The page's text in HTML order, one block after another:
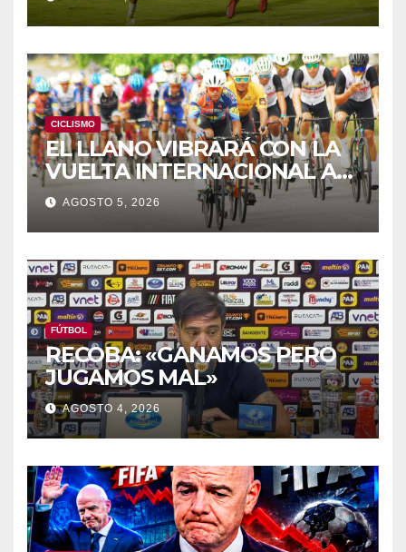
CICLISMO
EL LLANO VIBRARÁ CON LA
VUELTA INTERNACIONAL A
ZAMORA
AGOSTO 5, 2026
FÚTBOL
RECOBA: «GANAMOS PERO
JUGAMOS MAL»
AGOSTO 4, 2026